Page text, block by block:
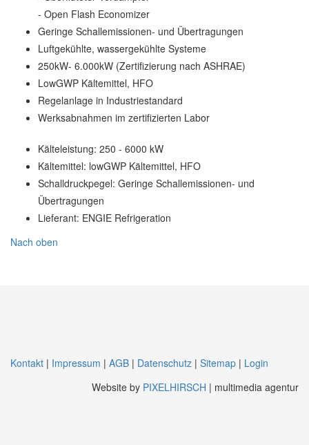
- Open Flash Economizer
Geringe Schallemissionen- und Übertragungen
Luftgekühlte, wassergekühlte Systeme
250kW- 6.000kW (Zertifizierung nach ASHRAE)
LowGWP Kältemittel, HFO
Regelanlage in Industriestandard
Werksabnahmen im zertifizierten Labor
Kälteleistung: 250 - 6000 kW
Kältemittel: lowGWP Kältemittel, HFO
Schalldruckpegel: Geringe Schallemissionen- und
Übertragungen
Lieferant: ENGIE Refrigeration
Nach oben
Kontakt | Impressum | AGB | Datenschutz | Sitemap | Login
Website by PIXELHIRSCH | multimedia agentur